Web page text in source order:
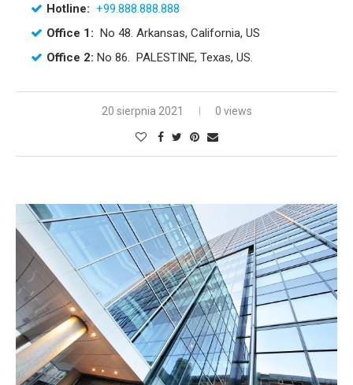
Hotline: +99.888.888.888
Office 1: No 48. Arkansas, California, US
Office 2: No 86. PALESTINE, Texas, US.
20 sierpnia 2021 0 views